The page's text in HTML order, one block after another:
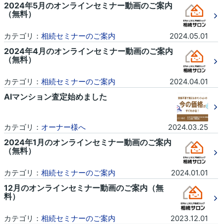
2024年5月のオンラインセミナー動画のご案内
（無料）
カテゴリ： 相続セミナーのご案内 2024.05.01
2024年4月のオンラインセミナー動画のご案内
（無料）
カテゴリ： 相続セミナーのご案内 2024.04.01
AIマンション査定始めました
カテゴリ： オーナー様へ 2024.03.25
2024年1月のオンラインセミナー動画のご案内
（無料）
カテゴリ： 相続セミナーのご案内 2024.01.01
12月のオンラインセミナー動画のご案内（無
料）
カテゴリ： 相続セミナーのご案内 2023.12.01